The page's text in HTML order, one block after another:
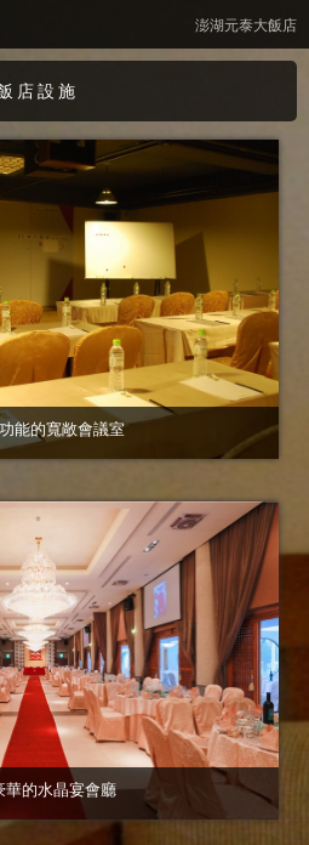
店設施
能的寬敞會議室
華的水晶宴會廳
澎湖元泰大飯店